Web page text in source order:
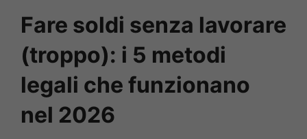
Fare soldi senza lavorare
(troppo): i 5 metodi
legali che funzionano
nel 2026